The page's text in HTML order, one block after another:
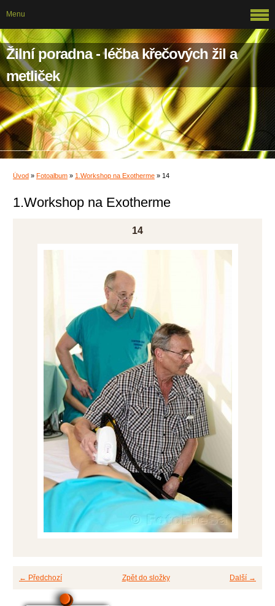
Žilní poradna - léčba křečových žil a
metliček
Úvod » Fotoalbum » 1.Workshop na Exotherme » 14
1.Workshop na Exotherme
14
← Předchozí Další →
Zpět do složky
Menu